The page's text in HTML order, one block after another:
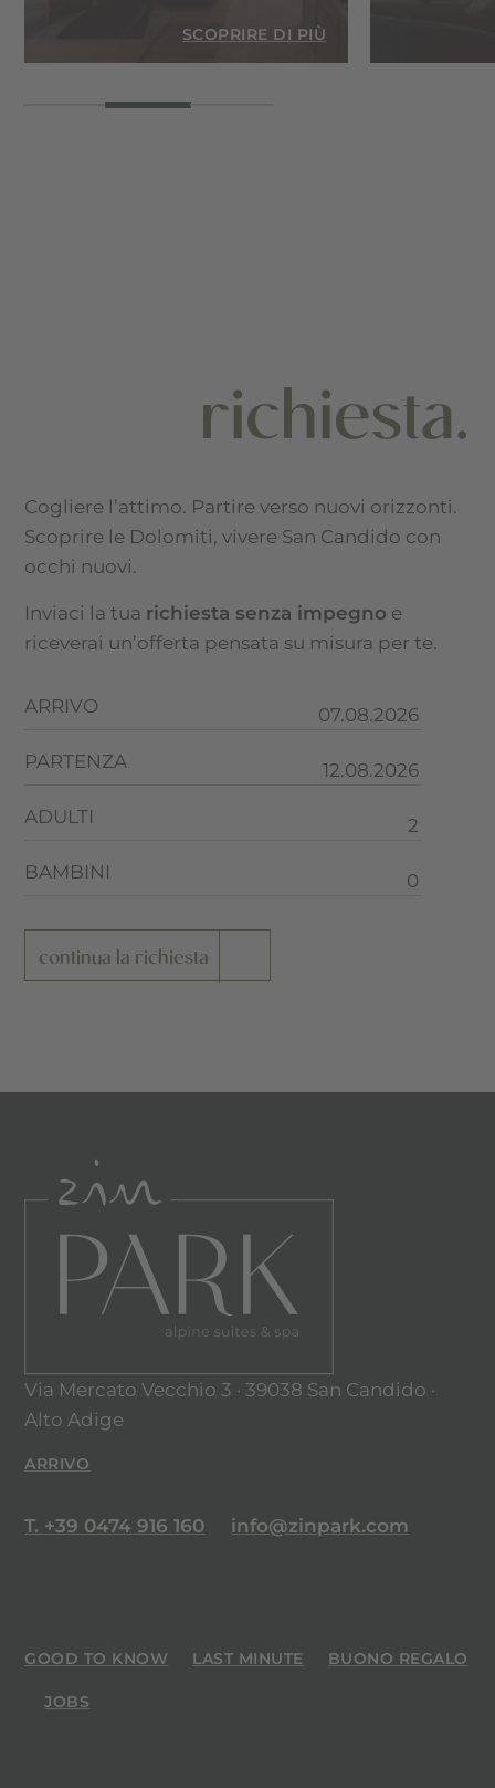
SCOPRIRE DI PIÙ
richiesta.
Cogliere l’attimo. Partire verso nuovi orizzonti.
Scoprire le Dolomiti, vivere San Candido con
occhi nuovi.
Inviaci la tua richiesta senza impegno e
riceverai un’offerta pensata su misura per te.
ARRIVO
PARTENZA
ADULTI
BAMBINI
continua la richiesta
Via Mercato Vecchio 3 · 39038 San Candido ·
Alto Adige
ARRIVO
T. +39 0474 916 160 info@zinpark.com
GOOD TO KNOW LAST MINUTE BUONO REGALO
JOBS